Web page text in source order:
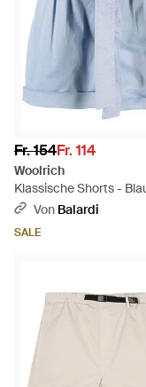
Fr. 154Fr. 114
Woolrich
Klassische Shorts -
Von Balardi
SALE